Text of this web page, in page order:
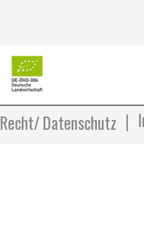
Recht/ Datenschutz